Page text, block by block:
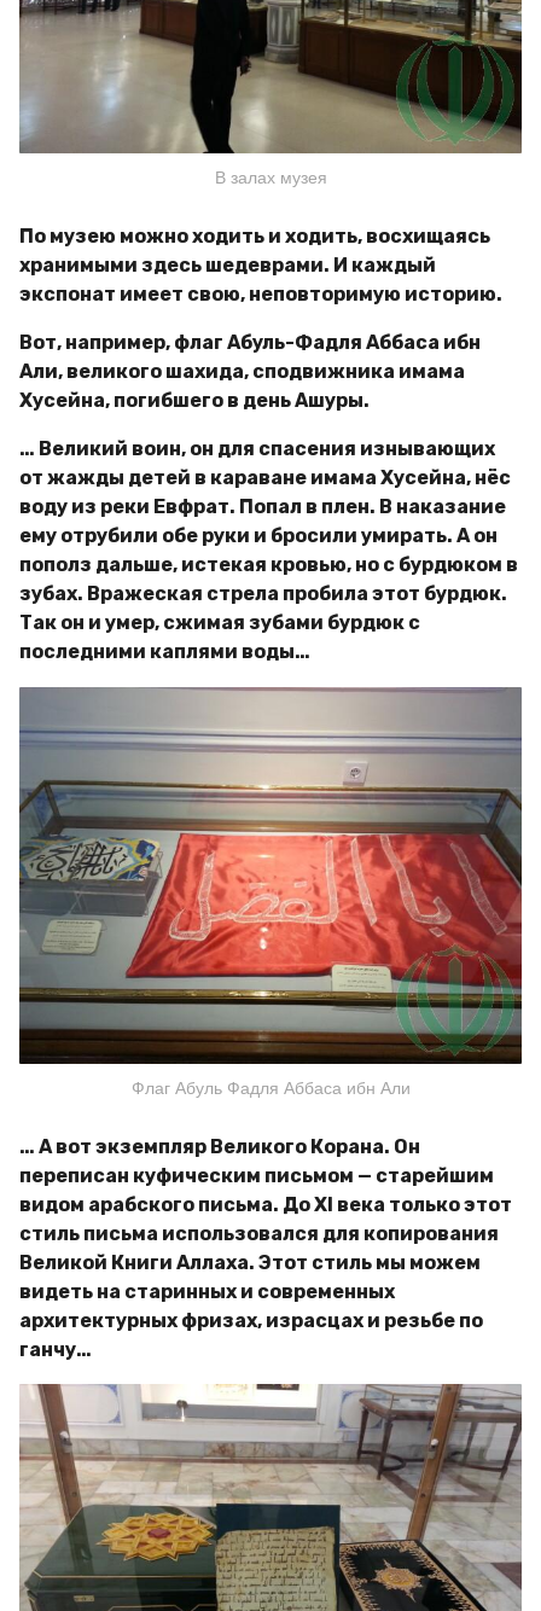
В залах музея
По музею можно ходить и ходить, восхищаясь
хранимыми здесь шедеврами. И каждый
экспонат имеет свою, неповторимую историю.
Вот, например, флаг Абуль-Фадля Аббаса ибн
Али, великого шахида, сподвижника имама
Хусейна, погибшего в день Ашуры.
… Великий воин, он для спасения изнывающих
от жажды детей в караване имама Хусейна, нёс
воду из реки Евфрат. Попал в плен. В наказание
ему отрубили обе руки и бросили умирать. А он
пополз дальше, истекая кровью, но с бурдюком в
зубах. Вражеская стрела пробила этот бурдюк.
Так он и умер, сжимая зубами бурдюк с
последними каплями воды…
Флаг Абуль Фадля Аббаса ибн Али
… А вот экземпляр Великого Корана. Он
переписан куфическим письмом — старейшим
видом арабского письма. До ХI века только этот
стиль письма использовался для копирования
Великой Книги Аллаха. Этот стиль мы можем
видеть на старинных и современных
архитектурных фризах, израсцах и резьбе по
ганчу…